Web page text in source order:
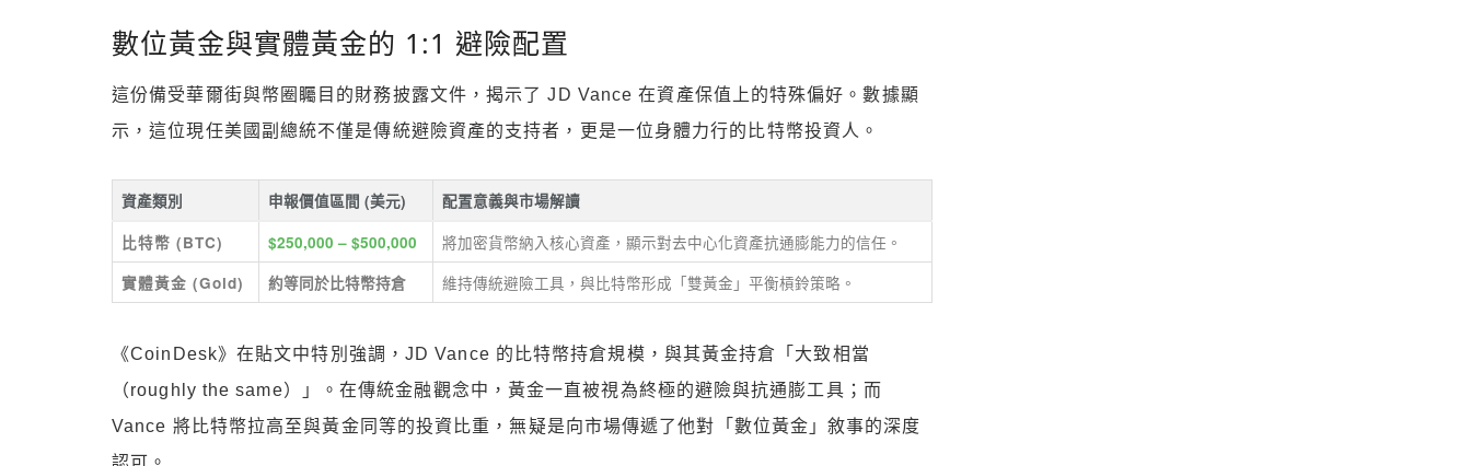
數位黃金與實體黃金的 1:1 避險配置
這份備受華爾街與幣圈矚目的財務披露文件，揭示了 JD Vance 在資產保值上的特殊偏好。數據顯
示，這位現任美國副總統不僅是傳統避險資產的支持者，更是一位身體力行的比特幣投資人。
資產類別 申報價值區間 (美元)
配置意義與市場解讀
比特幣 (BTC)
$250,000 – $500,000 將加密貨幣納入核心資產，顯示對去中心化資產抗通膨能力的信任。
實體黃金 (Gold) 約等同於比特幣持倉 維持傳統避險工具，與比特幣形成「雙黃金」平衡槓鈴策略。
《CoinDesk》在貼文中特別強調，JD Vance 的比特幣持倉規模，與其黃金持倉「大致相當
（roughly the same）」。在傳統金融觀念中，黃金一直被視為終極的避險與抗通膨工具；而
Vance 將比特幣拉高至與黃金同等的投資比重，無疑是向市場傳遞了他對「數位黃金」敘事的深度
認可。